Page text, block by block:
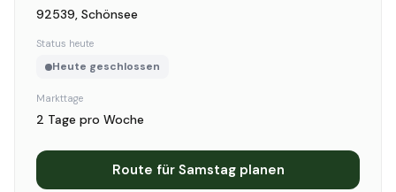
92539, Schönsee
Status heute
Heute geschlossen
Markttage
2 Tage pro Woche
Route für Samstag planen